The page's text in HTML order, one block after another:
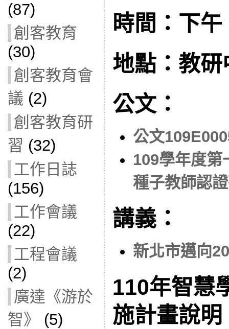
(87)
創客教育
(30)
創客教育會
議 (2)
創客教育研
習 (32)
工作日誌
(156)
工作會議
(22)
工程會議
(2)
廣達《游於
智》
(5)
時間：下
地點：教研
公文：
公文
109學年度第
種子教師認
講義：
新北市邁向
110年智慧
施計畫說明